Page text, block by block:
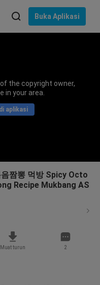
Buka Aplikasi
the copyright owner,
in your area.
aplikasi
음짬뽕 먹방 Spicy Octo
Recipe Mukbang AS
Muat turun 2